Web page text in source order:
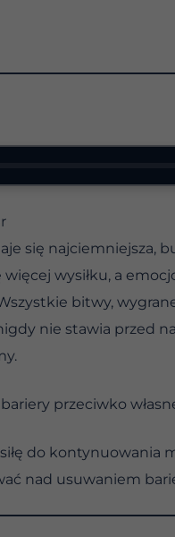
się najciemniejsza,
wysiłku, a
bitwy,
nigdy nie stawia
przeciwko
siłę do
nad usuwaniem